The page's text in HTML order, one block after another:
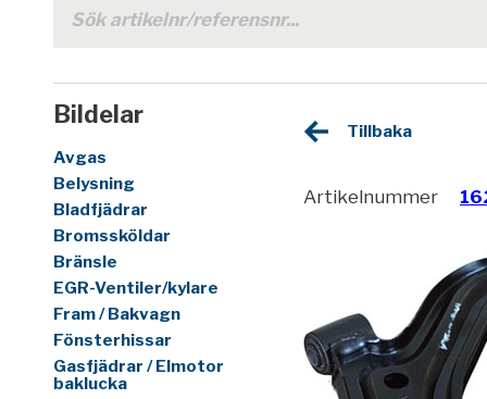
Bildelar
Avgas
Belysning
Bladfjädrar
Bromssköldar
Bränsle
EGR-Ventiler/kylare
Fram / Bakvagn
Fönsterhissar
Gasfjädrar / Elmotor
baklucka
Tillbaka
Artikelnummer